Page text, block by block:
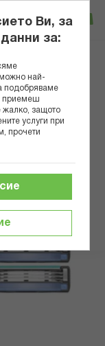
Вход
4бр
Ви, за
за:
най-
подобряваме
приемеш
жалко, защото
услуги при
прочети